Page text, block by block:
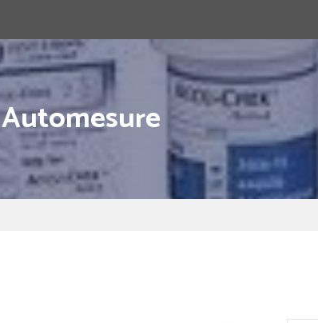
Automesure